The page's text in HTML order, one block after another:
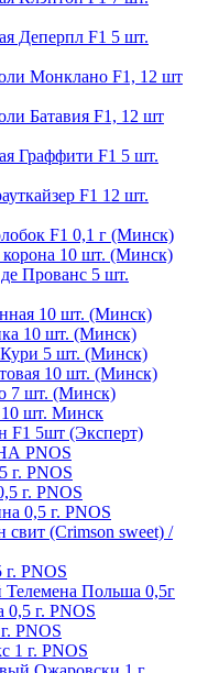
Деперпл F1 5 шт.
Монклано F1, 12 шт
Батавия F1, 12 шт
Граффити F1 5 шт.
F1 12 шт.
F1 0,1 г (Минск)
корона 10 шт. (Минск)
Прованс 5 шт.
10 шт. (Минск)
10 шт. (Минск)
5 шт. (Минск)
10 шт. (Минск)
7 шт. (Минск)
шт. Минск
F1 5шт (Эксперт)
PNOS
г. PNOS
г. PNOS
0,5 г. PNOS
свит (Crimson sweet) /
PNOS
Телемена Польша 0,5г
г. PNOS
PNOS
1 г. PNOS